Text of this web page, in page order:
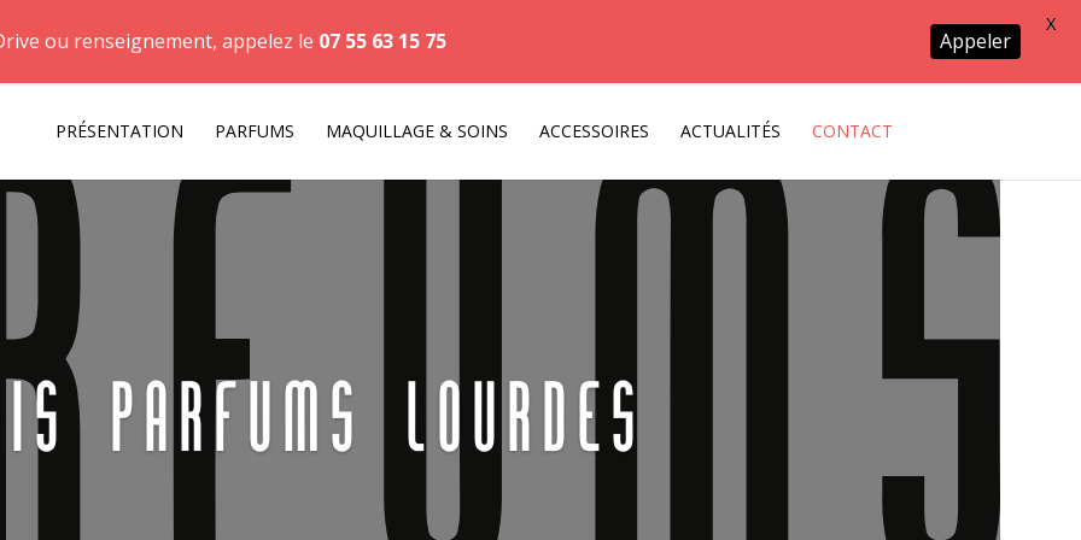
PRÉSENTATION PARFUMS MAQUILLAGE & SOINS ACCESSOIRES ACTUALITÉS CONTACT
Parfums Lourdes
ou renseignement, appelez le 07 55 63 15 75 Appeler
X